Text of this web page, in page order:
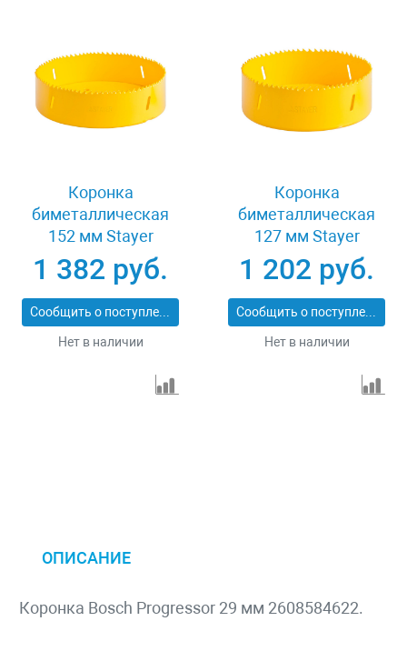
Коронка
биметаллическая
152 мм Stayer
PROFESSIONAL
29547-152
1 382 руб.
Сообщить о поступлении
Нет в наличии
Коронка
биметаллическая
127 мм Stayer
PROFESSIONAL
29547-127
1 202 руб.
Сообщить о поступлении
Нет в наличии
ОПИСАНИЕ
Коронка Bosch Progressor 29 мм 2608584622.